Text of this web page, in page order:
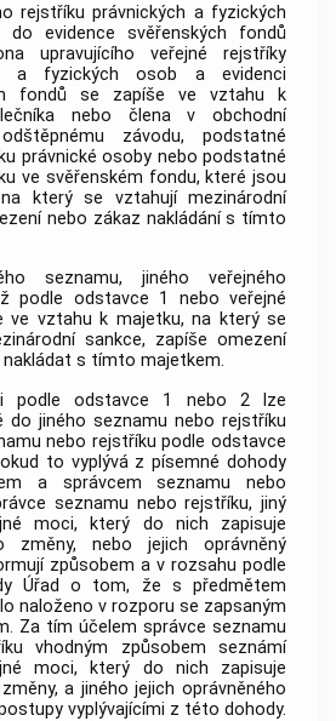
rejstříku právnických a fyzických
do evidence svěřenských fondů
upravujícího veřejné rejstříky
a fyzických osob a evidenci
fondů se zapíše ve vztahu k
nebo člena v obchodní
závodu, podstatné
právnické osoby nebo podstatné
ve svěřenském fondu, které jsou
který se vztahují mezinárodní
nebo zákaz nakládání s tímto
seznamu, jiného veřejného
podle odstavce 1 nebo veřejné
ve vztahu k majetku, na který se
sankce, zapíše omezení
s tímto majetkem.
podle odstavce 1 nebo 2 lze
do jiného seznamu nebo rejstříku
nebo rejstříku podle odstavce
to vyplývá z písemné dohody
a správcem seznamu nebo
seznamu nebo rejstříku, jiný
moci, který do nich zapisuje
změny, nebo jejich oprávněný
způsobem a v rozsahu podle
Úřad o tom, že s předmětem
naloženo v rozporu se zapsaným
Za tím účelem správce seznamu
vhodným způsobem seznámí
moci, který do nich zapisuje
a jiného jejich oprávněného
vyplývajícími z této dohody.